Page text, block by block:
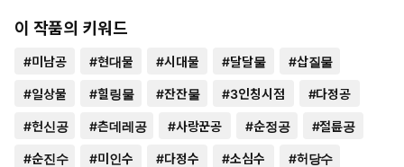
이 작품의 키워드
#미남공 #현대물 #시대물 #달달물 #삽질물
#일상물 #힐링물 #잔잔물 #3인칭시점 #다정공
#헌신공 #츤데레공 #사랑꾼공 #순정공 #절륜공
#순진수 #미인수 #다정수 #소심수 #허당수